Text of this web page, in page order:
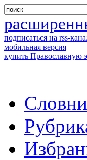
подписаться на rss-
мобильная версия
купить Православную